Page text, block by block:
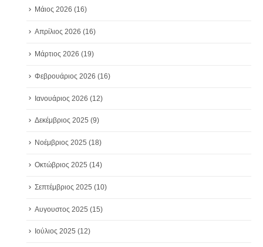
Μάιος 2026 (16)
Απρίλιος 2026 (16)
Μάρτιος 2026 (19)
Φεβρουάριος 2026 (16)
Ιανουάριος 2026 (12)
Δεκέμβριος 2025 (9)
Νοέμβριος 2025 (18)
Οκτώβριος 2025 (14)
Σεπτέμβριος 2025 (10)
Αυγουστος 2025 (15)
Ιούλιος 2025 (12)